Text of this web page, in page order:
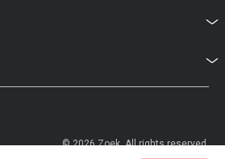
© 2026 Zoek. All rights reserved.